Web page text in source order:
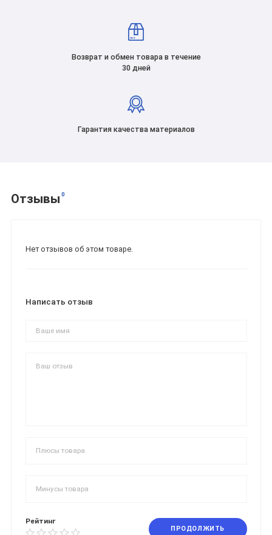
Возврат и обмен товара в течение
30 дней
Гарантия качества материалов
Отзывы 0
Нет отзывов об этом товаре.
Написать отзыв
Рейтинг
ПРОДОЛЖИТЬ